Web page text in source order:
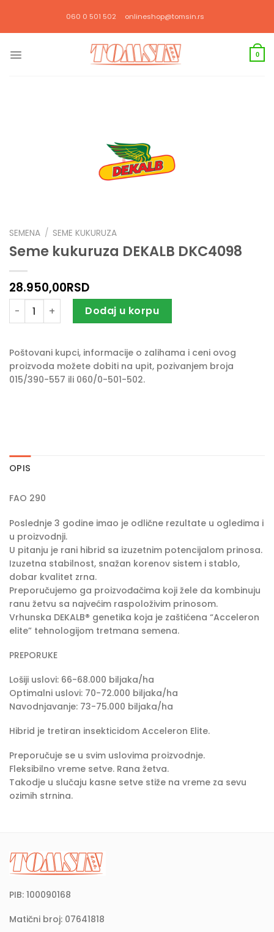
садржај
060 0 501 502 onlineshop@tomsin.rs
0
SEMENA / SEME KUKURUZA
Seme kukuruza DEKALB DKC4098
28.950,00RSD
Seme kukuruza DEKALB DKC4098 količina
Dodaj u korpu
Poštovani kupci, informacije o zalihama i ceni ovog
proizvoda možete dobiti na upit, pozivanjem broja
015/390-557 ili 060/0-501-502.
OPIS
FAO 290
Poslednje 3 godine imao je odlične rezultate u ogledima i
u proizvodnji.
U pitanju je rani hibrid sa izuzetnim potencijalom prinosa.
Izuzetna stabilnost, snažan korenov sistem i stablo,
dobar kvalitet zrna.
Preporučujemo ga proizvođačima koji žele da kombinuju
ranu žetvu sa najvećim raspoloživim prinosom.
Vrhunska DEKALB® genetika koja je zaštićena “Acceleron
elite” tehnologijom tretmana semena.
PREPORUKE
Lošiji uslovi: 66-68.000 biljaka/ha
Optimalni uslovi: 70-72.000 biljaka/ha
Navodnjavanje: 73-75.000 biljaka/ha
Hibrid je tretiran insekticidom Acceleron Elite.
Preporučuje se u svim uslovima proizvodnje.
Fleksibilno vreme setve. Rana žetva.
Takodje u slučaju kasne setve stiže na vreme za sevu
ozimih strnina.
PIB: 100090168
Matični broj: 07641818